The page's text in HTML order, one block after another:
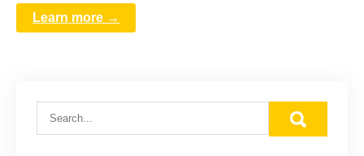
Learn more →